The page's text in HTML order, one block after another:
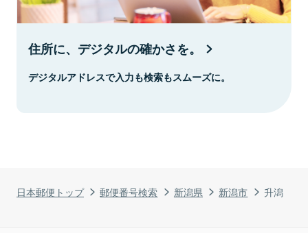
日本郵便トップ 郵便番号検索 新潟県 新潟市 升潟
住所に、デジタルの確かさを。
デジタルアドレスで入力も検索もスムーズに。